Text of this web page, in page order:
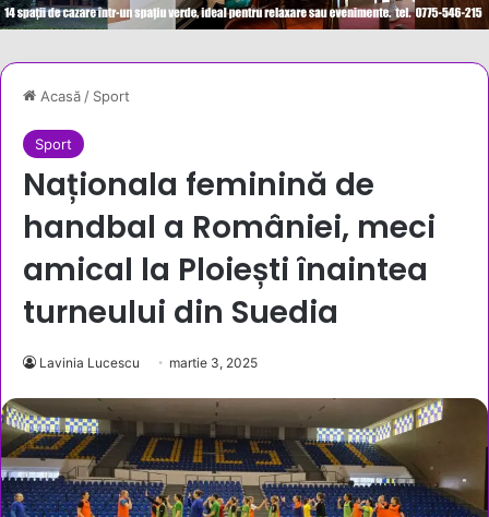
Acasă/ Sport
Sport
Naționala feminină de
handbal a României, meci
amical la Ploiești înaintea
turneului din Suedia
Lavinia Lucescu martie 3, 2025